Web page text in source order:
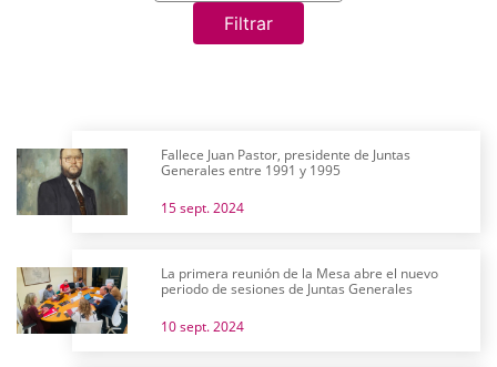
Filtrar
Fallece Juan Pastor, presidente de Juntas
Generales entre 1991 y 1995
15 sept. 2024
La primera reunión de la Mesa abre el nuevo
periodo de sesiones de Juntas Generales
10 sept. 2024